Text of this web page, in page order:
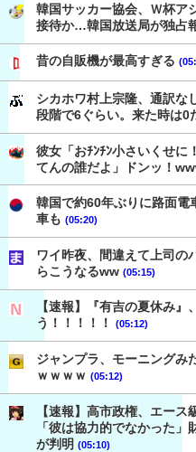
韓国サッカー協会、Ｗ杯ア
接待か…韓国放送局が独占
昔の自販機が最高すぎる
シカホワ村上宗隆、通訳な
段階で6ぐらい。来た時は0
彼女「おﾁﾝﾁﾝ小さいくせに
てんの誰だよ」ドンッ！
韓国で約60年ぶりに路面
車も (05:20)
ワイ昨夜、間違えて上司の
らこうなるww (05:15)
【速報】『有吉の夏休み
う！！！！！
(05:12)
ジャンプラ、モーニングみ
ｗｗｗｗ (05:12)
【速報】高市政権、エー
「彼は協力的でなかった
が判明 (05:10)